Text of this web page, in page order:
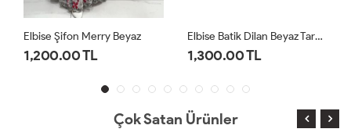
Elbise Şifon Merry Beyaz
1,200.00 TL
Elbise Batik Dilan Beyaz Tarçın
1,300.00 TL
Çok Satan Ürünler